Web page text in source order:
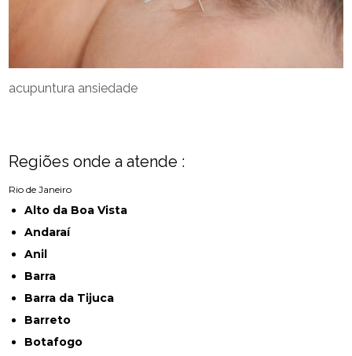
acupuntura ansiedade
Regiões onde a atende :
Rio de Janeiro
Alto da Boa Vista
Andaraí
Anil
Barra
Barra da Tijuca
Barreto
Botafogo